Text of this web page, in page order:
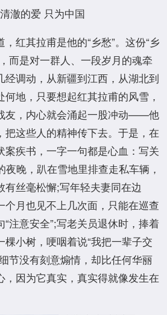
清澈的爱 只为中国
红其拉甫是他的“乡愁”。这份“乡
而是对一群人、一段岁月的魂牵
经调动，从新疆到江西，从湖北到
地，只要想起红其拉甫的风雪，
友，内心就会涌起一股冲动——他
把这些人的精神传下去。于是，在
案疾书，一字一句都是心血：写关
夜晚，趴在雪地里排查走私车辆，
有丝毫松懈;写年轻夫妻同在边
个月也见不上几次面，只能在巡查
注意安全”;写老关员退休时，捧着
棵小树，哽咽着说“我把一辈子交
节没有刻意煽情，却比任何华丽
，因为它真实，真实得就像发生在